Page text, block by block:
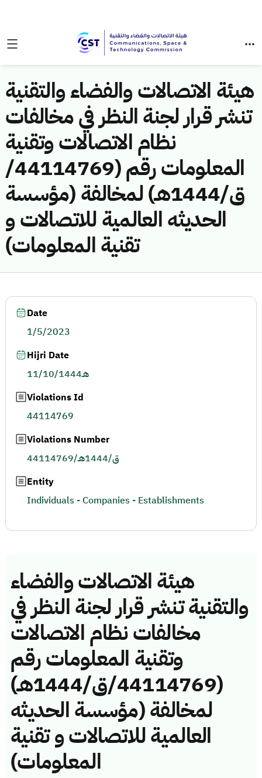
هيئة الاتصالات والفضاء والتقنية
تنشر قرار لجنة النظر في مخالفات
نظام الاتصالات وتقنية
المعلومات رقم (44114769/
ق/1444هـ) لمخالفة (مؤسسة
الحديثه العالمية للاتصالات و
تقنية المعلومات)
هيئة الاتصالات والفضاء
والتقنية تنشر قرار لجنة النظر في
مخالفات نظام الاتصالات
وتقنية المعلومات رقم
(44114769/ق/1444هـ)
لمخالفة (مؤسسة الحديثه
العالمية للاتصالات و تقنية
المعلومات)
Date
1/5/2023
Hijri Date
11/10/1444هـ
Violations Id
44114769
Violations Number
44114769/ق/1444هـ
Entity
Individuals - Companies - Establishments